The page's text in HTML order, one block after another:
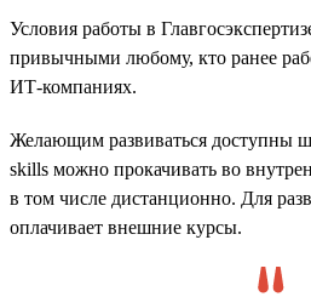
Условия работы в
привычными любому, кто ранее
ИТ-компаниях.
Желающим развиваться доступны
skills можно прокачивать во
в том числе дистанционно. Для
оплачивает внешние курсы.